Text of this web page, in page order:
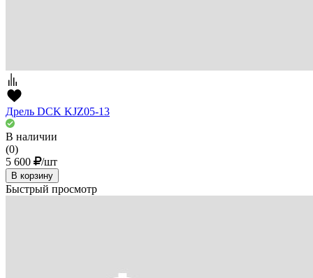
Дрель DCK KJZ05-13
В наличии
(0)
5 600
/шт
В корзину
Быстрый просмотр